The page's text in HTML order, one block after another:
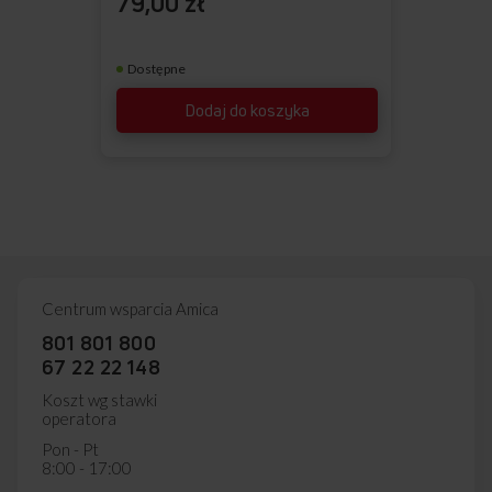
Dodaj do koszyka
Dostępne
Centrum wsparcia Amica
801 801 800
67 22 22 148
Koszt wg stawki
operatora
Pon - Pt
8:00 - 17:00